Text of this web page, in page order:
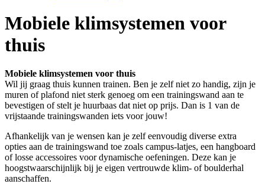
Mobiele klimsystemen voor
thuis
Mobiele klimsystemen voor thuis
Wil jij graag thuis kunnen trainen. Ben je zelf niet zo handig, zijn je
muren of plafond niet sterk genoeg om een trainingswand aan te
bevestigen of stelt je huurbaas dat niet op prijs. Dan is 1 van de
vrijstaande trainingswanden iets voor jouw!
Afhankelijk van je wensen kan je zelf eenvoudig diverse extra
opties aan de trainingswand toe zoals campus-latjes, een hangboard
of losse accessoires voor dynamische oefeningen. Deze kan je
hoogstwaarschijnlijk bij je eigen vertrouwde klim- of boulderhal
aanschaffen.